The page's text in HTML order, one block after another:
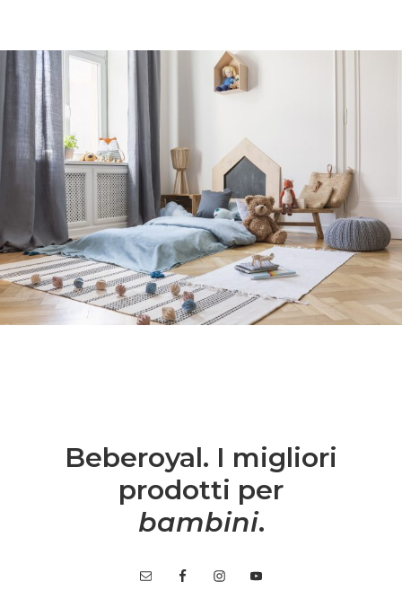
Beberoyal. I migliori
prodotti per
bambini.